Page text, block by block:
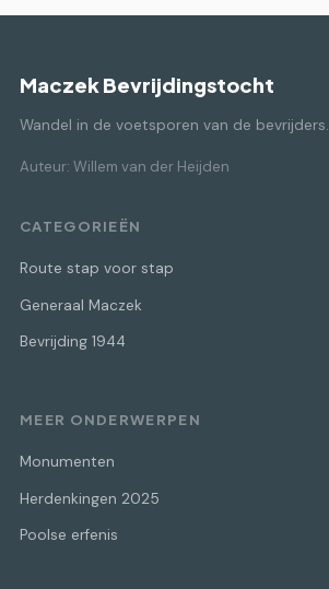
Maczek Bevrijdingstocht
Wandel in de voetsporen van de bevrijders.
Auteur: Willem van der Heijden
CATEGORIEËN
Route stap voor stap
Generaal Maczek
Bevrijding 1944
MEER ONDERWERPEN
Monumenten
Herdenkingen 2025
Poolse erfenis